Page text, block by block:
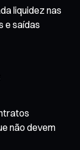
liquidez nas
e saídas
não devem